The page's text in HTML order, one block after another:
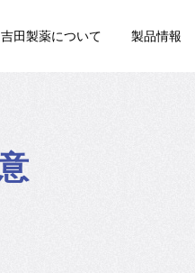
吉田製薬について 製品情報